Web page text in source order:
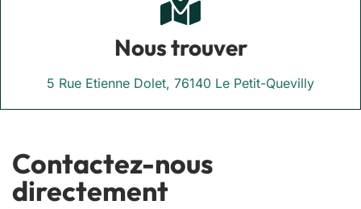
Nous trouver
5 Rue Etienne Dolet, 76140 Le Petit-Quevilly
Contactez-nous
directement